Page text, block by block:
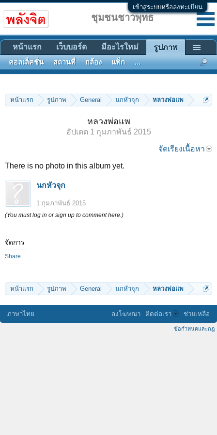
เข้าสู่ระบบหรือลงทะเบียน
หน้าแรก รูปภาพ General นกหัวจุก หลวงพ่อแพ
หลวงพ่อแพ
อัปเดต 1 กุมภาพันธ์ 2015
จัดเรียงเนื้อหา
There is no photo in this album yet.
นกหัวจุก
1 กุมภาพันธ์ 2015
(You must log in or sign up to comment here.)
จัดการ
Share
หน้าแรก รูปภาพ General นกหัวจุก หลวงพ่อแพ
ชุมชนชาวพุทธ
หน้าแรก เว็บบอร์ด มีอะไรใหม่ รูปภาพ
คอลเล็คชั่น สถานที่ กล้อง แท็ก ...
ภาษาไทย ลงโฆษณา ติดต่อเรา ช่วยเหลือ
ข้อกำหนดและกฎ